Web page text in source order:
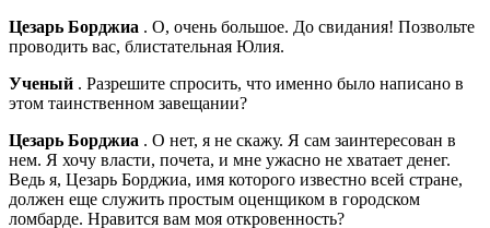
Цезарь Борджиа . О, очень большое. До свидания! Позвольте
проводить вас, блистательная Юлия.
Ученый . Разрешите спросить, что именно было написано в
этом таинственном завещании?
Цезарь Борджиа . О нет, я не скажу. Я сам заинтересован в
нем. Я хочу власти, почета, и мне ужасно не хватает денег.
Ведь я, Цезарь Борджиа, имя которого известно всей стране,
должен еще служить простым оценщиком в городском
ломбарде. Нравится вам моя откровенность?